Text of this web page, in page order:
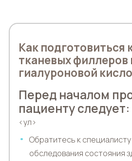
Как подготовиться
тканевых филлеров
гиалуроновой
Перед началом
пациенту следует:
<ул>
Обратитесь к
обследования состояния